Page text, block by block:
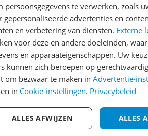
met het schrijven van je
een review gemiddeld
andere bezoekers een
€250,-! Klik hier voor de
Cijfer
Welk cijfer geef jij dit
3
1
te verwerken, zoals
advertenties en
en verbetering van diensten. Externe
voor deze en andere doeleinden,
en apparaateigenschappen. Uw
kunnen zich beroepen op
om bezwaar te maken in Advertentie-
in Cookie-instellingen. Privacybeleid
ALLES
ALLES AFWIJZEN